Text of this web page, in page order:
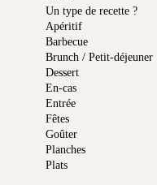
Un type de recette ?
Apéritif
Barbecue
Brunch / Petit-déjeuner
Dessert
En-cas
Entrée
Fêtes
Goûter
Planches
Plats